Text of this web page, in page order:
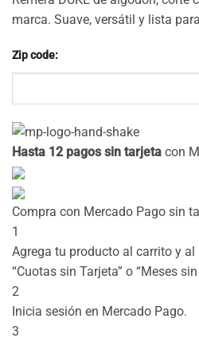
marca. Suave, versátil y lista
Zip code:
Hasta 12 pagos sin tarjeta con
Compra con Mercado Pago sin
1
Agrega tu producto al carrito y
“Cuotas sin Tarjeta” o “Meses
2
Inicia sesión en Mercado Pago.
3